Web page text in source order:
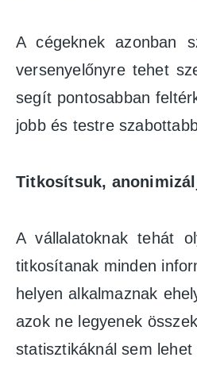
A cégeknek azonban
versenyelőnyre tehet
segít pontosabban
jobb és testre
Titkosítsuk,
A vállalatoknak tehát
titkosítanak minden
helyen alkalmaznak
azok ne legyenek
statisztikáknál sem